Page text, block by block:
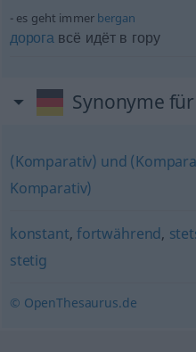
es geht immer bergan
дорога всё идёт в гору
Synonyme
(Komparativ) und
Komparativ)
konstant, fortwährend,
stetig
© OpenThesaurus.de